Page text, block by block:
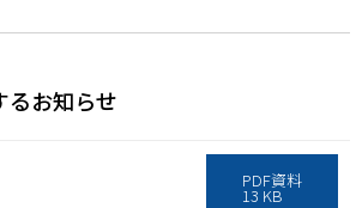
るお知らせ
PDF資料
13 KB